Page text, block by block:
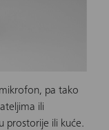
pa tako
ili
prostorije ili kuće.